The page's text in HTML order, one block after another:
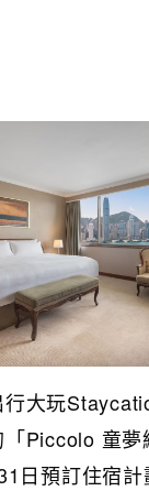
大玩
Piccolo 童夢
日預訂住宿